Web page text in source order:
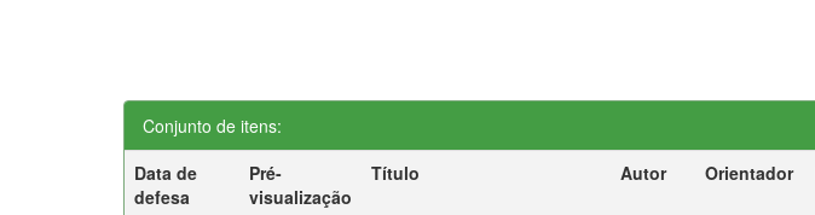
Conjunto de itens:
Data de
defesa
Pré-
visualização
Título Autor Orientador